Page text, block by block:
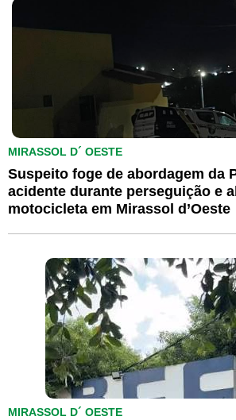
MIRASSOL D´ OESTE
Suspeito foge de abordagem da
acidente durante perseguição e
motocicleta em Mirassol d’Oeste
MIRASSOL D´ OESTE